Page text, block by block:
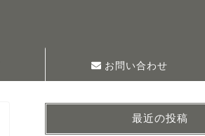
お問い合わせ
最近の投稿